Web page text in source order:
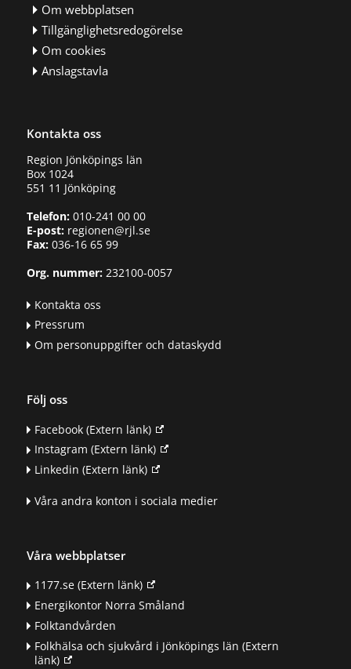
Om webbplatsen
Tillgänglighetsredogörelse
Om cookies
Anslagstavla
Kontakta oss
Region Jönköpings län
Box 1024
551 11 Jönköping
Telefon:010-241 00 00
E-post:regionen@rjl.se
Fax: 036-16 65 99
Org. nummer:232100-0057
Kontakta oss
Pressrum
Om personuppgifter och dataskydd
Följ oss
Facebook(Extern länk)
Instagram (Extern länk)
Linkedin (Extern länk)
Våra andra konton i sociala medier
Våra webbplatser
1177.se(Extern länk)
Energikontor Norra Småland
Folktandvården
Folkhälsa och sjukvård i Jönköpings län (Extern
länk)